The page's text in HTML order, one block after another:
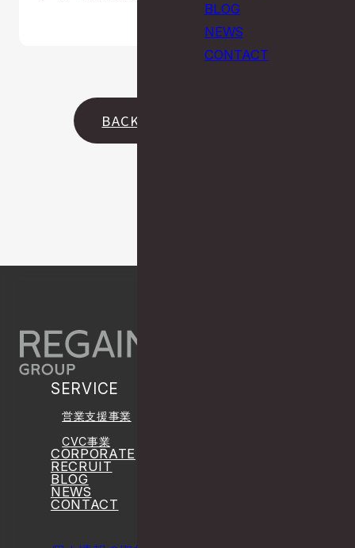
BLOG
NEWS
CONTACT
BACK
SERVICE
営業支援事業
CVC事業
CORPORATE
RECRUIT
BLOG
NEWS
CONTACT